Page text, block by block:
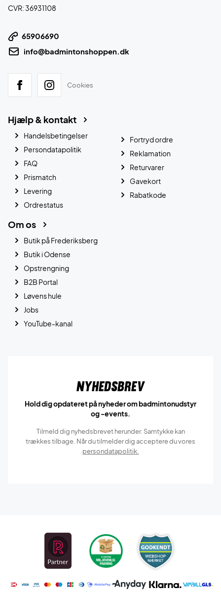
CVR: 36931108
65906690
info@badmintonshoppen.dk
Cookies
Hjælp & kontakt
Handelsbetingelser
Persondatapolitik
FAQ
Prismatch
Levering
Ordrestatus
Fortryd ordre
Reklamation
Returvarer
Gavekort
Rabatkode
Om os
Butik på Frederiksberg
Butik i Odense
Opstrengning
B2B Portal
Løvens hule
Jobs
YouTube-kanal
Nyhedsbrev
Hold dig opdateret på nyheder om badmintonudstyr
og -events.
Tilmeld dig nyhedsbrevet herunder. Samtykke kan
trækkes tilbage. Når du tilmelder dig acceptere du vores
persondatapolitik.